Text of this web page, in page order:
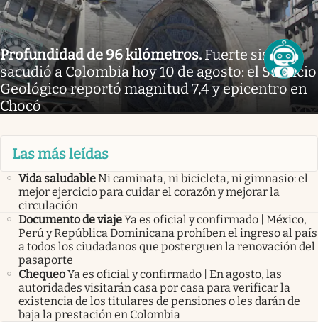
Profundidad de 96 kilómetros. Fuerte sismo
sacudió a Colombia hoy 10 de agosto: el Servicio
Geológico reportó magnitud 7,4 y epicentro en
Chocó
Las más leídas
Vida saludableNi caminata, ni bicicleta, ni gimnasio: el
mejor ejercicio para cuidar el corazón y mejorar la
circulación
Documento de viajeYa es oficial y confirmado | México,
Perú y República Dominicana prohíben el ingreso al país
a todos los ciudadanos que posterguen la renovación del
pasaporte
ChequeoYa es oficial y confirmado | En agosto, las
autoridades visitarán casa por casa para verificar la
existencia de los titulares de pensiones o les darán de
baja la prestación en Colombia